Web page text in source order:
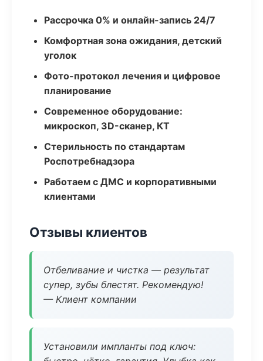
Рассрочка 0% и онлайн-запись 24/7
Комфортная зона ожидания, детский
уголок
Фото-протокол лечения и цифровое
планирование
Современное оборудование:
микроскоп, 3D-сканер, КТ
Стерильность по стандартам
Роспотребнадзора
Работаем с ДМС и корпоративными
клиентами
Отзывы клиентов
Отбеливание и чистка — результат
супер, зубы блестят. Рекомендую!
— Клиент компании
Установили импланты под ключ: